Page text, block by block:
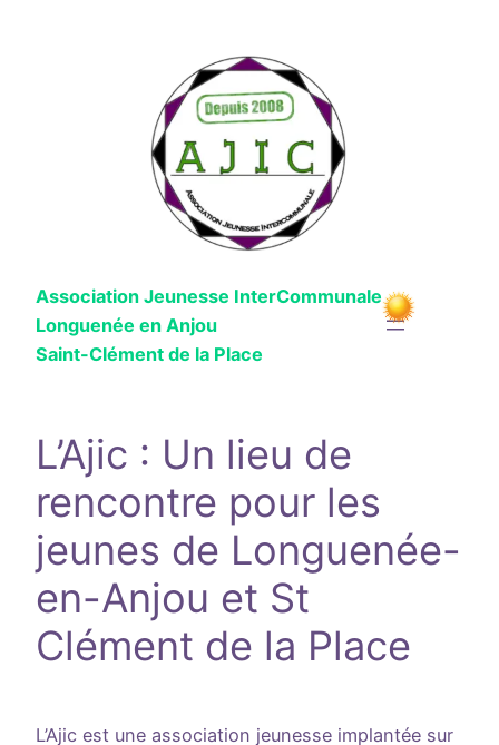
Association Jeunesse InterCommunale
Longuenée en Anjou
Saint-Clément de la Place
L’Ajic : Un lieu de
rencontre pour les
jeunes de Longuenée-
en-Anjou et St
Clément de la Place
L’Ajic est une association jeunesse implantée sur